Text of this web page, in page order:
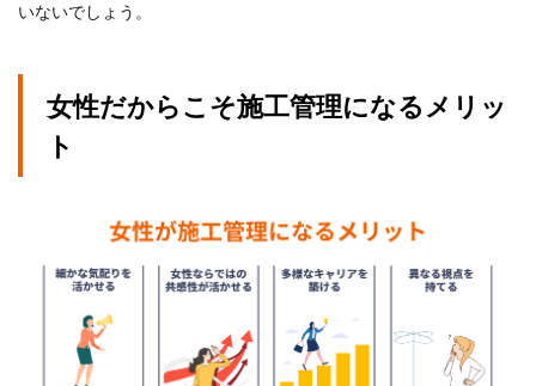
いないでしょう。
女性だからこそ施工管理になるメリッ
ト